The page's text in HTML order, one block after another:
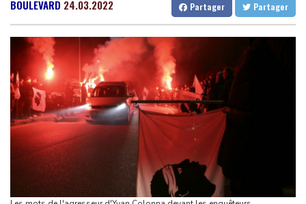
Haiti
28 °C Madagascar
11 °C
Congo
25 °C Cayenne
14 °C
French Guiana
26 °C
Bruxelles
14 °C Vancouver
Monte-Carlo
26 °C
Yémen: nouvelles attaques meurtrières des rebelles houthis
dans une région pétrolifère
Tour de France: Niewiadoma, géante de Provence
La Bourse de Paris termine en hausse et poursuit sa course aux
records
Tour de France: Niewiadoma s'impose au sommet du Ventoux et
endosse le maillot jaune
Canicules et sécheresse : un été de pertes et de désespoir pour
l'agriculture
BOULEVARD 24.03.2022 Partager Partager